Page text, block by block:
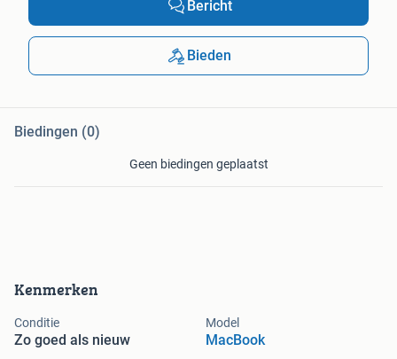
Kenmerken
Conditie
Zo goed als nieuw
Model
MacBook
Bericht
Bieden
Biedingen (0)
Geen biedingen geplaatst